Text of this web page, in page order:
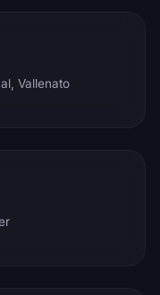
Vallenato